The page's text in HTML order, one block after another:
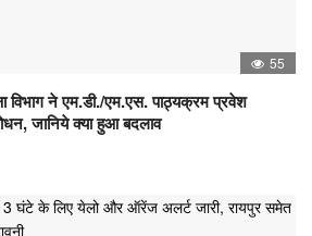
55
विभाग ने एम.डी./एम.एस. पाठ्यक्रम प्रवेश
जानिये क्या हुआ बदलाव